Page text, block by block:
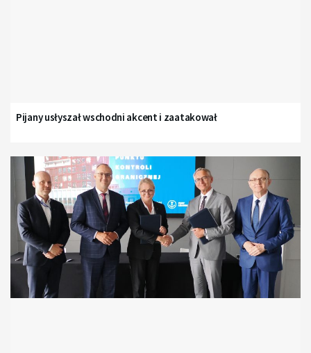
Pijany usłyszał wschodni akcent i zaatakował